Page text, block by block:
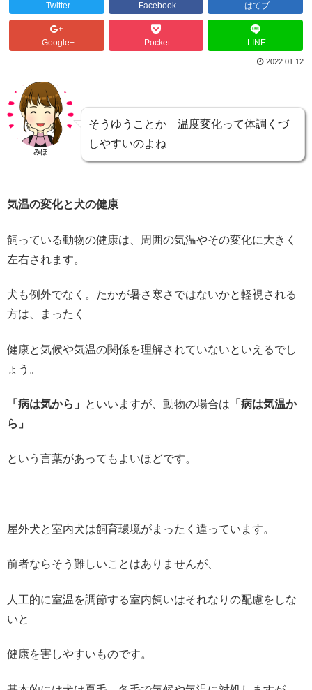
Twitter Facebook はてブ
Google+ Pocket LINE
2022.01.12
みほ
そうゆうことか 温度変化って体調くづ
しやすいのよね
気温の変化と犬の健康
飼っている動物の健康は、周囲の気温やその変化に大きく
左右されます。
犬も例外でなく。たかが暑さ寒さではないかと軽視される
方は、まったく
健康と気候や気温の関係を理解されていないといえるでし
ょう。
「病は気から」 といいますが、動物の場合は 「病は気温か
ら」
という言葉があってもよいほどです。
屋外犬と室内犬は飼育環境がまったく違っています。
前者ならそう難しいことはありませんが、
人工的に室温を調節する室内飼いはそれなりの配慮をしな
いと
健康を害しやすいものです。